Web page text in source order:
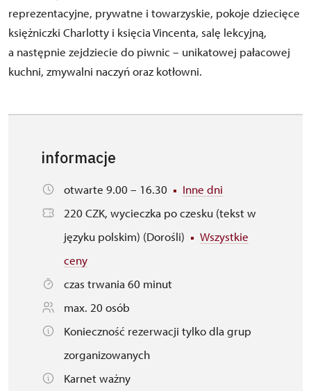
reprezentacyjne, prywatne i towarzyskie, pokoje dziecięce
księżniczki Charlotty i księcia Vincenta, salę lekcyjną,
a następnie zejdziecie do piwnic – unikatowej pałacowej
kuchni, zmywalni naczyń oraz kotłowni.
informacje
otwarte 9.00 – 16.30
Inne dni
220 CZK, wycieczka po czesku (tekst w
języku polskim) (Dorośli)
Wszystkie
ceny
czas trwania 60 minut
max. 20 osób
Konieczność rezerwacji tylko dla grup
zorganizowanych
Karnet ważny